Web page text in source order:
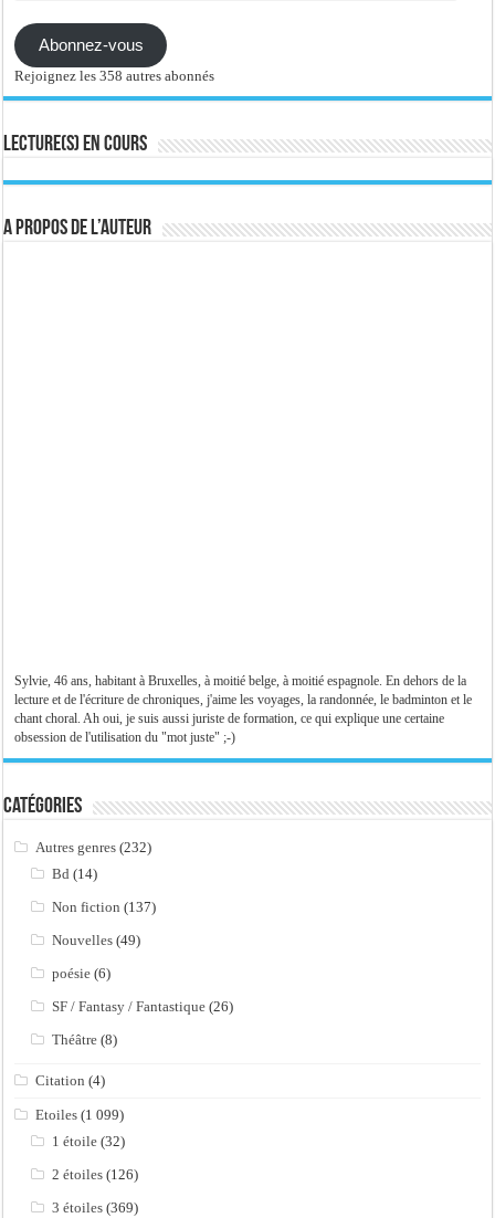
Abonnez-vous
Rejoignez les 358 autres abonnés
Lecture(s) en cours
A propos de l’auteur
Sylvie, 46 ans, habitant à Bruxelles, à moitié belge, à moitié espagnole. En dehors de la
lecture et de l'écriture de chroniques, j'aime les voyages, la randonnée, le badminton et le
chant choral. Ah oui, je suis aussi juriste de formation, ce qui explique une certaine
obsession de l'utilisation du "mot juste" ;-)
Catégories
Autres genres (232)
Bd (14)
Non fiction (137)
Nouvelles (49)
poésie (6)
SF / Fantasy / Fantastique (26)
Théâtre (8)
Citation (4)
Etoiles (1 099)
1 étoile (32)
2 étoiles (126)
3 étoiles (369)